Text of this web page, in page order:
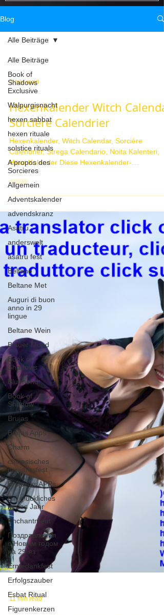
voodoo, i
Blog
Alle Beiträge
Book of
Shadows
Exclusive
Walpurgisnacht
hexen sabbat
hexen rituale
solstice rituals
A propos des
Sorcieres
Allgemein
Adventskalender
advendskranz
Asatru.
anderswelt
asatru fest
Beltane
Beltane Met
Auguri di buon
anno in 29
lingue
Beltane Wein
Blauer Mond
Book of
Shadows
Blutmond
Book of
Shadow
Brujas
Brujas Apps
Charm
chinesisches
neujahrsfest
Brujerías APPs
Ein glückliches
neues Jahr
Enchantment
Поздравления
с Новым годом
на 29 яз
Erntedankfest
Erfolgszauber
Esbat Ritual
Figurenkerzen
Alle Beiträge
2 min read
Hexenkalender Witch
Sorcière Calendrier
Hexenkalender, Witch Calendar, Sorcière
Calendrier, Strega Calendario, Noita Kalenteri,
Häxa Kalender Diese Hexenkalender-
Informationen...
11 min read